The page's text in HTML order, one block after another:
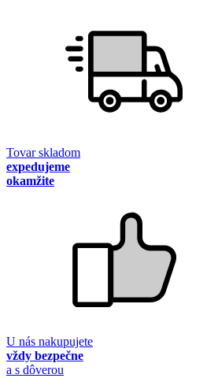
Tovar skladom
expedujeme
okamžite
U nás nakupujete
vždy bezpečne
a s dôverou